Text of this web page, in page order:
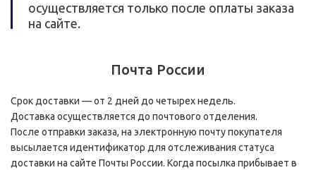
осуществляется только после оплаты заказа
на сайте.
Почта России
Срок доставки — от 2 дней до четырех недель.
Доставка осуществляется до почтового отделения.
После отправки заказа, на электронную почту покупателя
высылается идентификатор для отслеживания статуса
доставки на сайте Почты России. Когда посылка прибывает в